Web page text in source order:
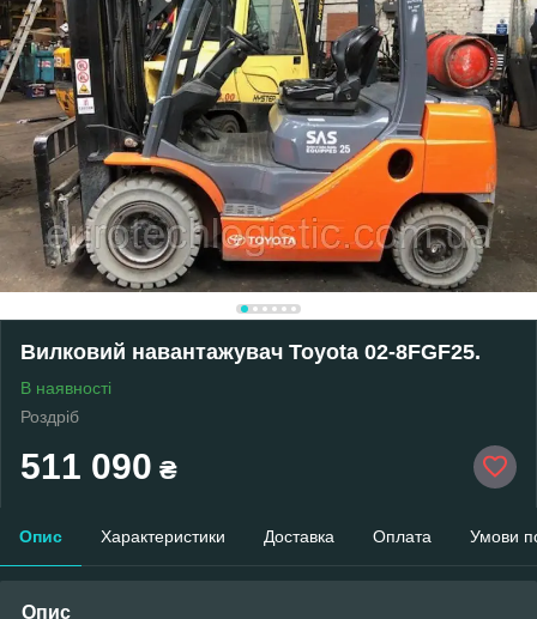
Вилковий навантажувач Toyota 02-8FGF25.
В наявності
Роздріб
511 090 ₴
Опис Характеристики Доставка Оплата Умови
Опис